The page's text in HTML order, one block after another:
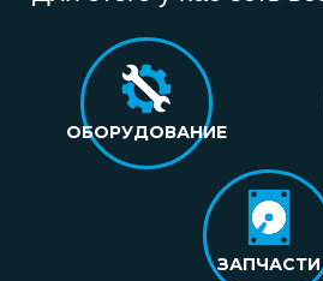
ОБОРУДОВАНИЕ
ЗАПЧАСТИ